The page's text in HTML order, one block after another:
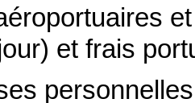
et frais